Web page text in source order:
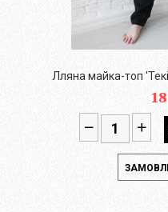
Лляна майка-топ